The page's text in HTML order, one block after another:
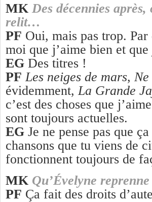
MK Des décennies
relit…
PF Oui, mais pas trop.
moi que j’aime bien et
EG Des titres !
PF Les neiges de mars,
évidemment, La Grande
c’est des choses que
sont toujours actuelles.
EG Je ne pense pas que
chansons que tu viens de
fonctionnent toujours de
MK Qu’Évelyne
PF Ça fait des droits